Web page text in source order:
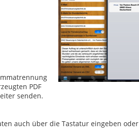
PDF
senden.
auch über die Tastatur eingeben oder